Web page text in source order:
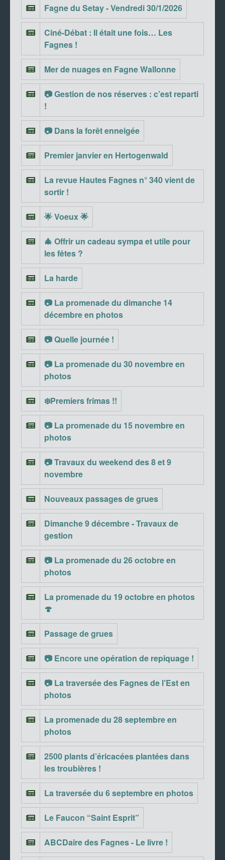
Fagne du Setay - Vendredi 30/1/2026
Ciné-Débat : Il était une fois… Les
Fagnes !
Mer de nuages en Fagne Wallonne
📷 Gestion de nos réserves : c’est reparti
!
📷 Dans la forêt enneigée
Premier janvier en Hertogenwald
La revue Hautes Fagnes n° 340 vient de
sortir !
🌟 Voeux 🌟
🎄 Offrir un cadeau sympa et utile pour
les fêtes ?
La harde
📷 La promenade du dimanche 14
décembre en photos
📷 Quelle journée !
📷 La promenade du 30 novembre en
photos
❄️Premiers frimas !!
📷 La promenade du 15 novembre en
photos
📷 Travaux du weekend des 8 et 9
novembre
Nouveaux passages de grues
Dimanche 9 décembre - Travaux de
gestion
📷 La promenade du 26 octobre en
photos
La promenade du 19 octobre en photos
🍄
Passage de grues
📷 Encore une opération de repiquage !
📷 La traversée des Fagnes de l’Est en
photos
La promenade du 28 septembre en
photos
2500 plants d’éricacées plantées dans
les troubières !
La traversée du 6 septembre en photos
Le Faucon “Saint Esprit”
ABCDaire des Fagnes - Le livre !